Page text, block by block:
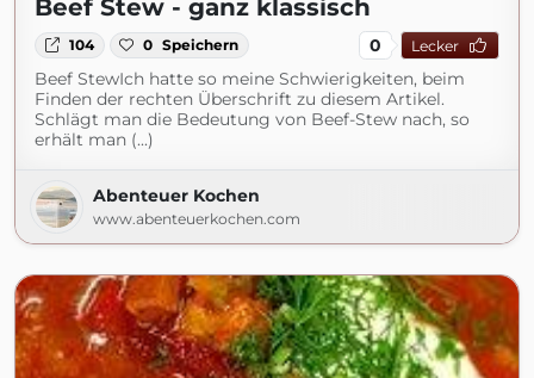
Beef Stew - ganz klassisch
104 0 Speichern 0 Lecker
Beef StewIch hatte so meine Schwierigkeiten, beim
Finden der rechten Überschrift zu diesem Artikel.
Schlägt man die Bedeutung von Beef-Stew nach, so
erhält man (...)
Abenteuer Kochen
www.abenteuerkochen.com